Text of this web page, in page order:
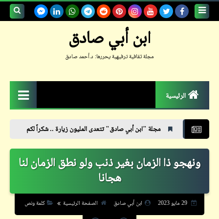
ابن أبي صادق
مجلة ثقافية ترفيهية يحررها: د.أحمد صادق
الرئيسية
حكم
حواديت
حوار
مجلة "ابن أبي صادق" تتعدى المليون زيارة .. شكراً لكم رئيس المجلس
ونهجو ذا الزمان بغير ذنب ولو نطق الزمان لنا
هجانا
29 مايو 2023 ابن أبي صادق الصفحة الرئيسية
كلمة ونص